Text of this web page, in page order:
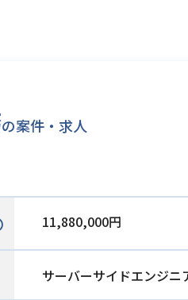
の案件・求人
11,880,000円
サーバーサイドエンジニ